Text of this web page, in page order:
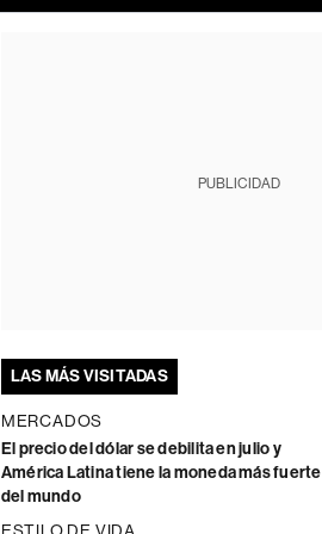
PUBLICIDAD
LAS MÁS VISITADAS
MERCADOS
El precio del dólar se debilita en julio y
América Latina tiene la moneda más fuerte
del mundo